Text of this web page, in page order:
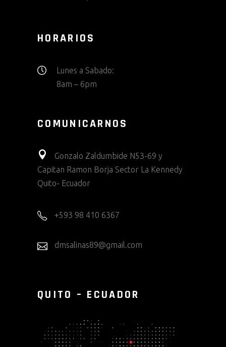
HORARIOS
Lunes a Sabado:
8am – 6pm
COMUNICARNOS
Gonzalo Zaldumbide N53-69 y
Capitan Ramon Borja Sector La Kennedy
Quito- Ecuador
+593 98 410 6367
dmsalinas89@gmail.com
QUITO – ECUADOR